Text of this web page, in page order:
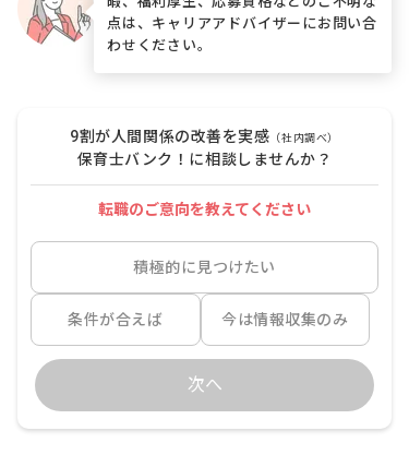
点は、キャリアアドバイザーにお問い合
わせください。
9割が人間関係の改善を実感 （社内調べ）
保育士バンク！に相談しませんか？
転職のご意向を教えてください
積極的に見つけたい
条件が合えば 今は情報収集のみ
次へ